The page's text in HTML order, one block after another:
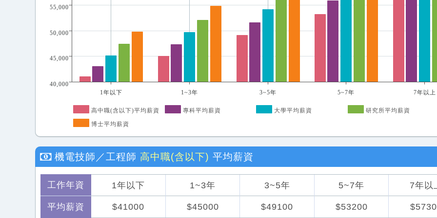
1年以下 1~3年 3~5年 5~7年 7年以上
40,000
45,000
50,000
55,000
高中職(含以下)平均薪資 專科平均薪資 大學平均薪資
研究所平均薪資
博士平均薪資
機電技師／工程師 高中職(含以下) 平均薪資
工作年資
平均薪資
1年以下 1~3年 3~5年 5~7年 7年以
$41000 $45000 $49100 $53200